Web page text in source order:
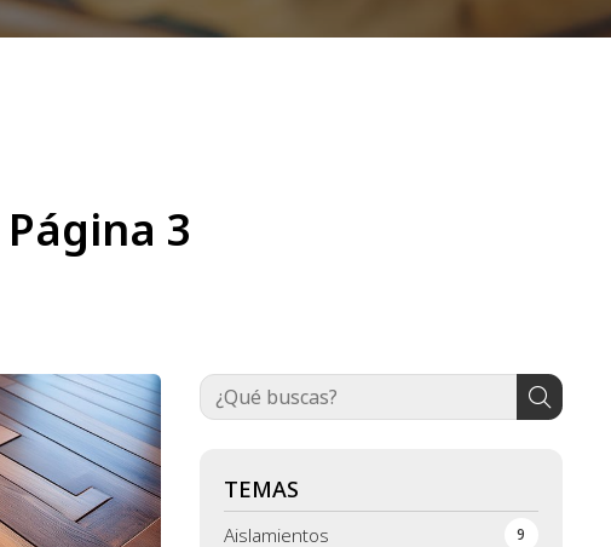
3
TEMAS
Aislamientos 9